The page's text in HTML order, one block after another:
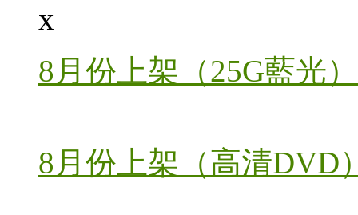
x
8月份上架（25G藍光）
8月份上架（高清DVD